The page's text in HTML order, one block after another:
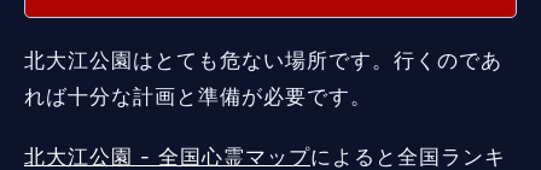
北大江公園はとても危ない場所です。行くのであ
れば十分な計画と準備が必要です。
北大江公園 - 全国心霊マップによると全国ランキ